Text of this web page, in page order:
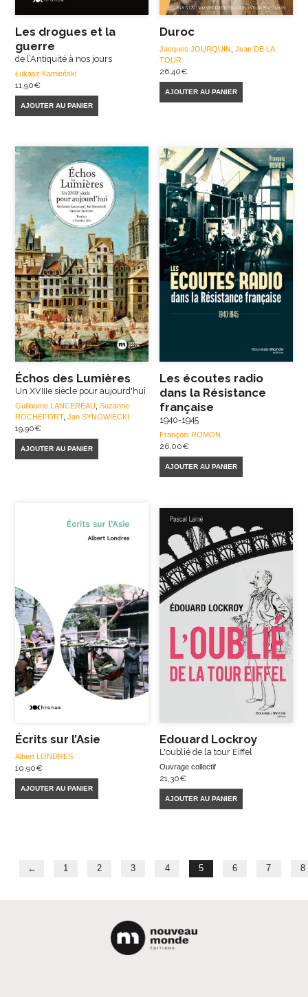
Les drogues et la
guerre
de l’Antiquité à nos jours
Łukasz Kamieński
11,90€
AJOUTER AU PANIER
Duroc
Jacques JOURQUIN ,Jean DE LA
TOUR
26,40€
AJOUTER AU PANIER
Échos des Lumières
Un XVIIIe siècle pour aujourd'hui
Guillaume LANCEREAU ,Suzanne
ROCHEFORT,Jan SYNOWIECKI
19,90€
AJOUTER AU PANIER
Les écoutes radio
dans la Résistance
française
1940-1945
François ROMON
26,00€
AJOUTER AU PANIER
Écrits sur l’Asie
Albert LONDRES
10,90€
AJOUTER AU PANIER
Edouard Lockroy
L'oublié de la tour Eiffel
Ouvrage collectif
21,30€
AJOUTER AU PANIER
← 1 2 3 4 5 6 7 8